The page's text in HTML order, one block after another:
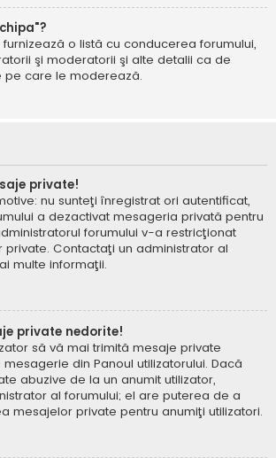
o listă cu conducerea forumului,
şi moderatorii şi alte detalii ca de
pe care le moderează.
private!
nu sunteţi înregistrat ori autentificat,
a dezactivat mesageria privată pentru
forumului v-a restricţionat
Contactaţi un administrator al
multe informaţii.
private nedorite!
să vă mai trimită mesaje private
din Panoul utilizatorului. Dacă
abuzive de la un anumit utilizator,
al forumului; el are puterea de a
mesajelor private pentru anumiţi utilizatori.